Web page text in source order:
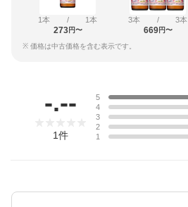
1本 / 1本
273円〜
3本 / 3本
669円〜
※ 価格は中古価格を含む表示です。
-.--
1件
5
4
3
2
1